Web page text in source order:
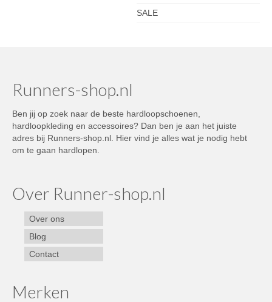
SALE
Runners-shop.nl
Ben jij op zoek naar de beste hardloopschoenen,
hardloopkleding en accessoires? Dan ben je aan het juiste
adres bij Runners-shop.nl. Hier vind je alles wat je nodig hebt
om te gaan hardlopen.
Over Runner-shop.nl
Over ons
Blog
Contact
Merken